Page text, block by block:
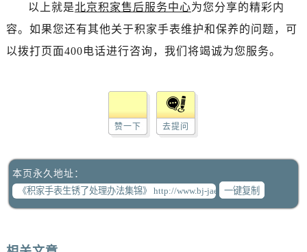
以上就是北京积家售后服务中心为您分享的精彩内
容。如果您还有其他关于积家手表维护和保养的问题，可
以拨打页面400电话进行咨询，我们将竭诚为您服务。
赞一下 去提问
本页永久地址：
一键复制